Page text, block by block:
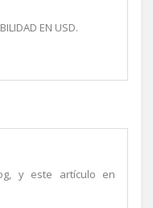
EN USD.
y este artículo en